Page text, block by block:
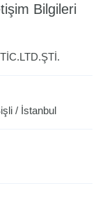
Bilgileri
/ İstanbul